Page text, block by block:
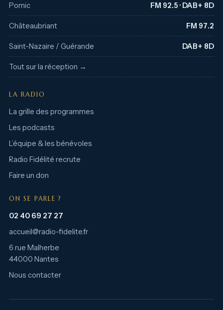
Pornic FM 92.5 · DAB+ 8D
Châteaubriant FM 97.2
Saint-Nazaire / Guérande DAB+ 8D
Tout sur la réception →
LA RADIO
La grille des programmes
Les podcasts
L’équipe & les bénévoles
Radio Fidélité recrute
Faire un don
ON SE PARLE ?
02 40 69 27 27
accueil@radio-fidelite.fr
6 rue Malherbe
44000 Nantes
Nous contacter